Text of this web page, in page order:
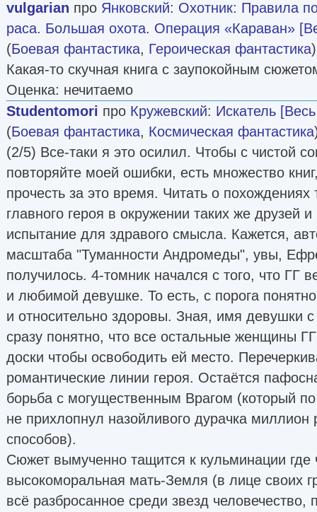
vulgarian про Янковский: Охотник: Правила
раса. Большая охота. Операция «Караван»
(Боевая фантастика, Героическая фантастика
Какая-то скучная книга с заупокойным
Оценка: нечитаемо
Studentomori про Кружевский: Искатель
(Боевая фантастика, Космическая фантастика
(2/5) Все-таки я это осилил. Чтобы с чистой
повторяйте моей ошибки, есть множество
прочесть за это время. Читать о похождениях
главного героя в окружении таких же друзей
испытание для здравого смысла. Кажется,
масштаба "Туманности Андромеды", увы,
получилось. 4-томник начался с того, что ГГ
и любимой девушке. То есть, с порога
и относительно здоровы. Зная, имя девушки
сразу понятно, что все остальные женщины
доски чтобы освободить ей место.
романтические линии героя. Остаётся
борьба с могущественным Врагом (который
не прихлопнул назойливого дурачка
способов).
Сюжет вымученно тащится к кульминации где
высокоморальная мать-Земля (в лице своих
всё разбросанное среди звезд человечество,